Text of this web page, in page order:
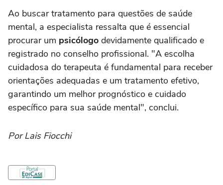
Ao buscar tratamento para questões de saúde
mental, a especialista ressalta que é essencial
procurar um psicólogo devidamente qualificado e
registrado no conselho profissional. "A escolha
cuidadosa do terapeuta é fundamental para receber
orientações adequadas e um tratamento efetivo,
garantindo um melhor prognóstico e cuidado
específico para sua saúde mental", conclui.
Por Lais Fiocchi